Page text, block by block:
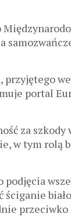
przyjętego
portal
za
w tym rolą
podjęcia